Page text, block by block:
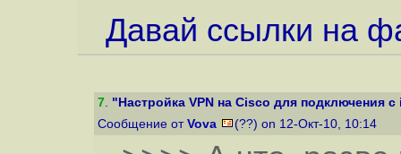
Давай ссылки на
7. "Настройка VPN на Cisco для подключения
Сообщение от Vova (??) on 12-Окт-10, 10:14